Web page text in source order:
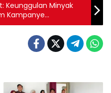
Keunggulan Minyak
Kampanye